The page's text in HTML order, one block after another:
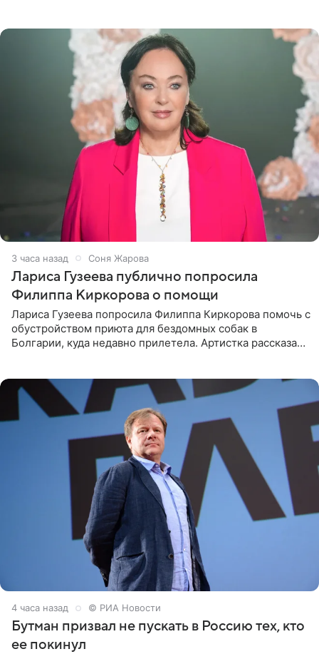
3 часа назад Соня Жарова
Лариса Гузеева публично попросила
Филиппа Киркорова о помощи
Лариса Гузеева попросила Филиппа Киркорова помочь с
обустройством приюта для бездомных собак в
Болгарии, куда недавно прилетела. Артистка рассказала
4 часа назад © РИА Новости
Бутман призвал не пускать в Россию тех, кто
ее покинул